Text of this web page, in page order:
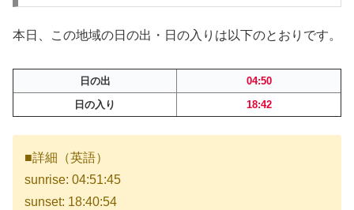
本日、この地域の日の出・日の入りは以下のとおりです。
日の出
04:50
日の入り
18:42
■詳細（英語）
sunrise: 04:51:45
sunset: 18:40:54